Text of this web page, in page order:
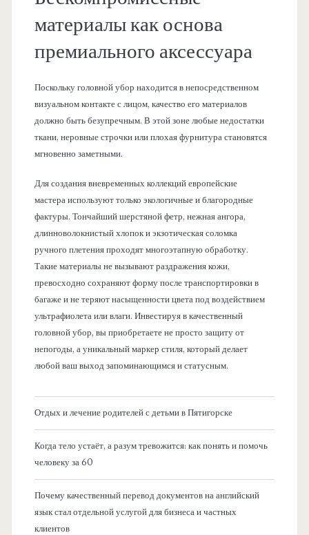
материалы как основа
премиального аксессуара
Поскольку головной убор находится в непосредственном
визуальном контакте с лицом, качество его материалов
должно быть безупречным. В этой зоне любые недостатки
ткани, неровные строчки или плохая фурнитура становятся
мгновенно заметными.
Для создания вневременных коллекций европейские
мастера используют только экологичные и благородные
фактуры. Тончайший шерстяной фетр, нежная ангора,
длинноволокнистый хлопок и экзотическая соломка
ручного плетения проходят многоэтапную обработку.
Такие материалы не вызывают раздражения кожи,
превосходно сохраняют форму после транспортировки в
багаже и не теряют насыщенности цвета под воздействием
ультрафиолета или влаги. Инвестируя в качественный
головной убор, вы приобретаете не просто защиту от
непогоды, а уникальный маркер стиля, который делает
любой ваш выход запоминающимся и статусным.
Отдых и лечение родителей с детьми в Пятигорске
Когда тело устаёт, а разум тревожится: как понять и помочь
человеку за 60
Почему качественный перевод документов на английский
язык стал отдельной услугой для бизнеса и частных
клиентов